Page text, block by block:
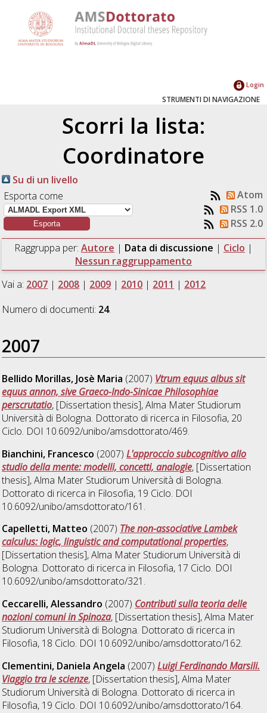
Login
STRUMENTI DI NAVIGAZIONE
Scorri la lista:
Coordinatore
Su di un livello
Esporta come
Atom
RSS 1.0
RSS 2.0
Raggruppa per: Autore | Data di discussione | Ciclo |
Nessun raggruppamento
Vai a: 2007 | 2008 | 2009 | 2010 | 2011 | 2012
Numero di documenti: 24.
2007
Bellido Morillas, Josè Maria (2007) Vtrum equus albus sit
equus annon, sive Graeco-Indo-Sinicae Philosophiae
perscrutatio, [Dissertation thesis], Alma Mater Studiorum
Università di Bologna. Dottorato di ricerca in Filosofia, 20
Ciclo. DOI 10.6092/unibo/amsdottorato/469.
Bianchini, Francesco (2007)L'approccio subcognitivo allo
studio della mente: modelli, concetti, analogie, [Dissertation
thesis], Alma Mater Studiorum Università di Bologna.
Dottorato di ricerca in Filosofia, 19 Ciclo. DOI
10.6092/unibo/amsdottorato/161.
Capelletti, Matteo (2007) The non-associative Lambek
calculus: logic, linguistic and computational properties,
[Dissertation thesis], Alma Mater Studiorum Università di
Bologna. Dottorato di ricerca in Filosofia, 17 Ciclo. DOI
10.6092/unibo/amsdottorato/321.
Ceccarelli, Alessandro (2007) Contributi sulla teoria delle
nozioni comuni in Spinoza, [Dissertation thesis], Alma Mater
Studiorum Università di Bologna. Dottorato di ricerca in
Filosofia, 18 Ciclo. DOI 10.6092/unibo/amsdottorato/162.
Clementini, Daniela Angela (2007)Luigi Ferdinando Marsili.
Viaggio tra le scienze, [Dissertation thesis], Alma Mater
Studiorum Università di Bologna. Dottorato di ricerca in
Filosofia, 19 Ciclo. DOI 10.6092/unibo/amsdottorato/164.